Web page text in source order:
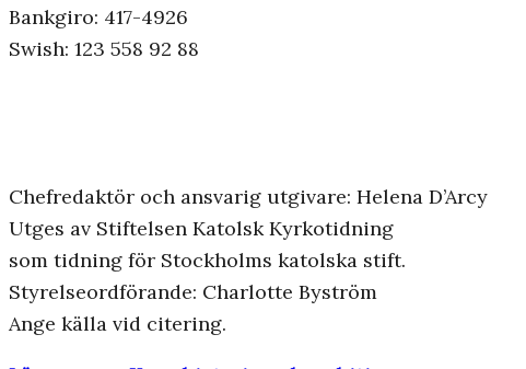
Bankgiro: 417-4926
Swish: 123 558 92 88
Chefredaktör och ansvarig utgivare: Helena D’Arcy
Utges av Stiftelsen Katolsk Kyrkotidning
som tidning för Stockholms katolska stift.
Styrelseordförande: Charlotte Byström
Ange källa vid citering.